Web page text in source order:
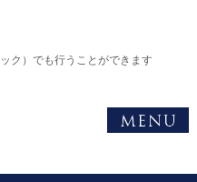
ク）でも行うことができます